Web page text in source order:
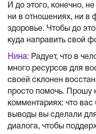
И до этого, конечно,
ни в отношениях, ни в
здоровье. Чтобы до
куда направить свой
Нина: Радует, что в
много ресурсов для
своей склонен
просто помочь. Прошу
комментариях: что
выводы вы сделали
диалога, чтобы